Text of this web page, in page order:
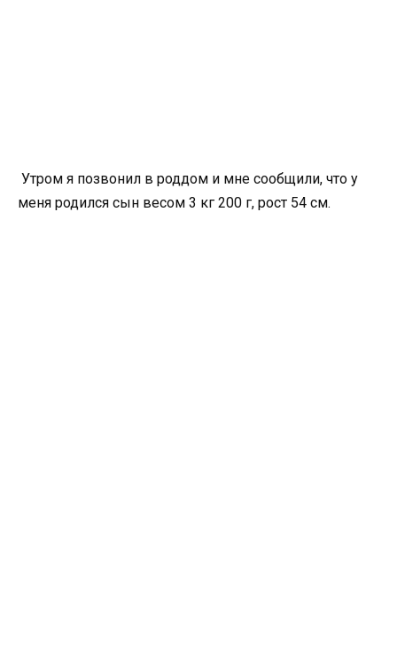
Утром я позвонил в роддом и мне сообщили, что у
меня родился сын весом 3 кг 200 г, рост 54 см.